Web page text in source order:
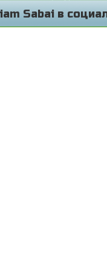
Sabai в